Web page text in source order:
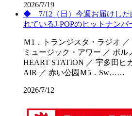
2026/7/19
◆ 7/12（日）今週お届けした
れているJ-POPのヒットナンバ
Ｍ1．トランジスタ・ラジオ ／
ミュージック・アワー ／ ポル
HEART STATION ／ 宇多田ヒ
AIR ／ 赤い公園Ｍ5．Sw……
2026/7/12